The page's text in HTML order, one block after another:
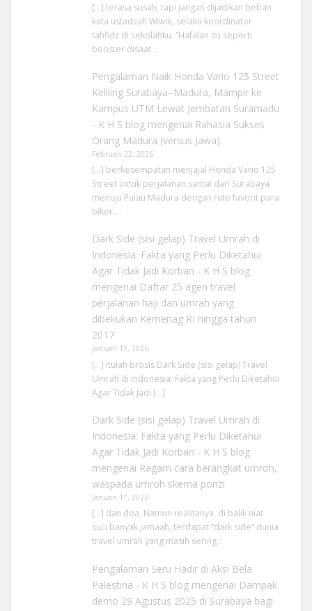
[…] terasa susah, tapi jangan dijadikan beban
kata ustadzah Wiwik, selaku koordinator
tahfidz di sekolahku. “Hafalan itu seperti
booster disaat…
Pengalaman Naik Honda Vario 125 Street
Keliling Surabaya–Madura, Mampir ke
Kampus UTM Lewat Jembatan Suramadu
- K H S blogmengenai Rahasia Sukses
Orang Madura (versus Jawa)
Februari 22, 2026
[…] berkesempatan menjajal Honda Vario 125
Street untuk perjalanan santai dari Surabaya
menuju Pulau Madura dengan rute favorit para
biker:…
Dark Side (sisi gelap) Travel Umrah di
Indonesia: Fakta yang Perlu Diketahui
Agar Tidak Jadi Korban - K H S blog
mengenai Daftar 25 agen travel
perjalanan haji dan umrah yang
dibekukan Kemenag RI hingga tahun
2017
Januari 17, 2026
[…] itulah brosis Dark Side (sisi gelap) Travel
Umrah di Indonesia: Fakta yang Perlu Diketahui
Agar Tidak Jadi […]
Dark Side (sisi gelap) Travel Umrah di
Indonesia: Fakta yang Perlu Diketahui
Agar Tidak Jadi Korban - K H S blog
mengenai Ragam cara berangkat umroh,
waspada umroh skema ponzi
Januari 17, 2026
[…] dan doa. Namun realitanya, di balik niat
suci banyak jamaah, terdapat “dark side” dunia
travel umrah yang masih sering…
Pengalaman Seru Hadir di Aksi Bela
Palestina - K H S blogmengenai Dampak
demo 29 Agustus 2025 di Surabaya bagi